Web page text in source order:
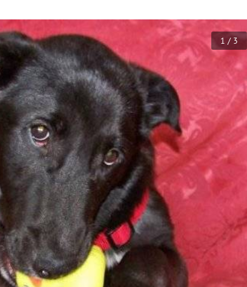
1 / 3